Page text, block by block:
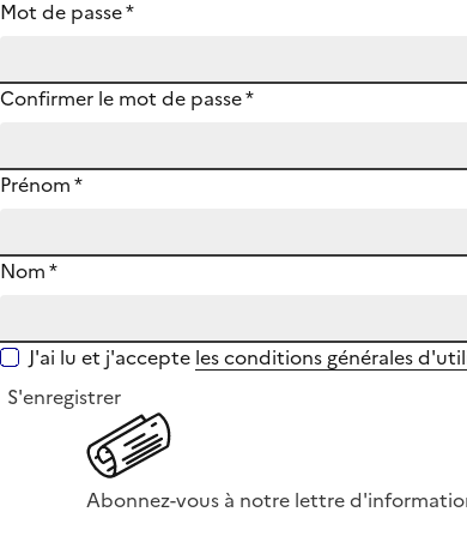
Mot de passe*
Confirmer le mot de passe*
Prénom*
Nom*
J'ai lu et j'accepte les conditions générales
S'enregistrer
Abonnez-vous à notre lettre